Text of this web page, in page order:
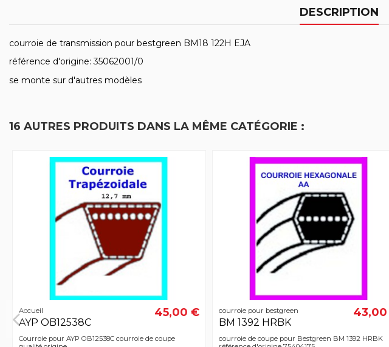
DESCRIPTION
courroie de transmission pour bestgreen BM18 122H EJA
référence d'origine: 35062001/0
se monte sur d'autres modèles
16 AUTRES PRODUITS DANS LA MÊME CATÉGORIE :
Accueil
AYP OB12538C
45,00 €
Courroie pour AYP OB12538C courroie de coupe
courroie pour bestgreen
BM 1392 HRBK
courroie de coupe pour Bestgreen BM 1392 HRBK